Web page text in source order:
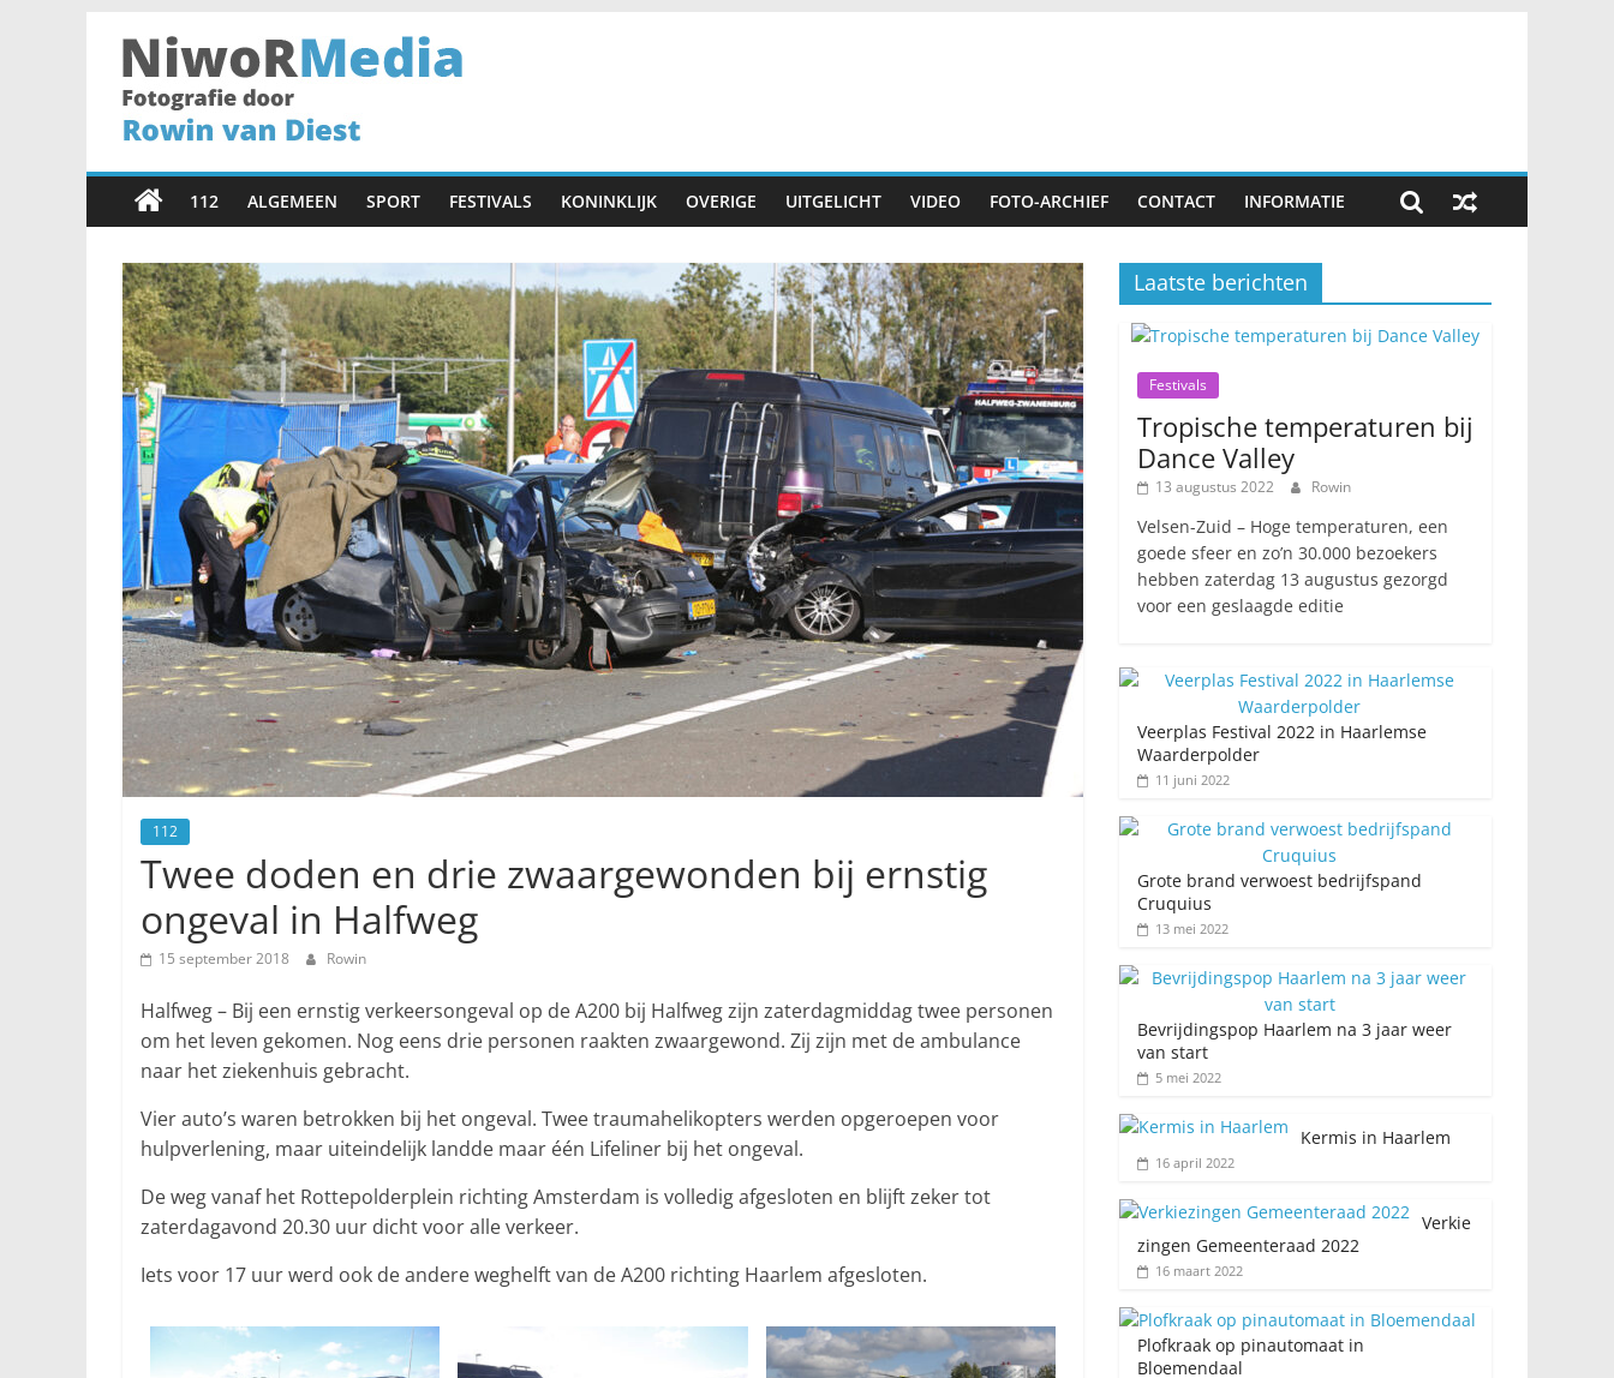
inhoudNiwoRMedia
Fotografie
door
Rowin
Diest
•
Haarlem
•
Fotograaf
112 ALGEMEEN SPORT FESTIVALS KONINKLIJK OVERIGE UITGELICHT VIDEO FOTO-ARCHIEF CONTACT INFORMATIE
112
Twee doden en drie zwaargewonden bij ernstig
ongeval in Halfweg
15 september 2018 Rowin
Halfweg – Bij een ernstig verkeersongeval op de A200 bij Halfweg zijn zaterdagmiddag twee personen
om het leven gekomen. Nog eens drie personen raakten zwaargewond. Zij zijn met de ambulance
naar het ziekenhuis gebracht.
Vier auto’s waren betrokken bij het ongeval. Twee traumahelikopters werden opgeroepen voor
hulpverlening, maar uiteindelijk landde maar één Lifeliner bij het ongeval.
De weg vanaf het Rottepolderplein richting Amsterdam is volledig afgesloten en blijft zeker tot
zaterdagavond 20.30 uur dicht voor alle verkeer.
Iets voor 17 uur werd ook de andere weghelft van de A200 richting Haarlem afgesloten.
Laatste berichten
Festivals
Tropische temperaturen bij
Dance Valley
13 augustus 2022 Rowin
Velsen-Zuid – Hoge temperaturen, een
goede sfeer en zo’n 30.000 bezoekers
hebben zaterdag 13 augustus gezorgd
voor een geslaagde editie
Veerplas Festival 2022 in Haarlemse
Waarderpolder
11 juni 2022
Grote brand verwoest bedrijfspand
Cruquius
13 mei 2022
Bevrijdingspop Haarlem na 3 jaar weer
van start
5 mei 2022
Kermis in Haarlem
16 april 2022
Verkie
zingen Gemeenteraad 2022
16 maart 2022
Plofkraak op pinautomaat in
Bloemendaal